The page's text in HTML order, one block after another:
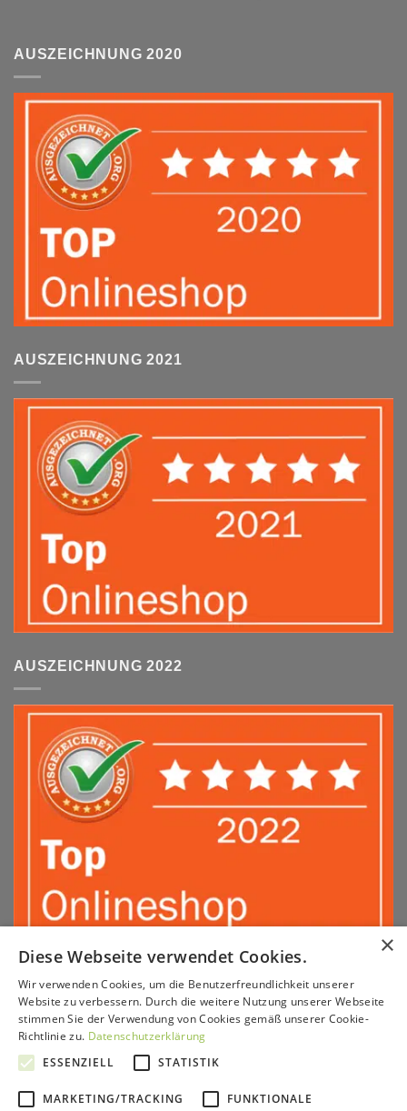
AUSZEICHNUNG 2020
AUSZEICHNUNG 2021
AUSZEICHNUNG 2022
Sepa PayPal Amazon Apple
Pay
Google
Pay
Klarna
MasterCardAmerican
Express
Sofort GiroPay
KONTAKT & BERATUNG SERVICE
PARTNERPROGRAMM
×
Diese Webseite verwendet Cookies.
Wir verwenden Cookies, um die Benutzerfreundlichkeit unserer
Website zu verbessern. Durch die weitere Nutzung unserer Webseite
stimmen Sie der Verwendung von Cookies gemäß unserer Cookie-
Richtlinie zu. Datenschutzerklärung
ESSENZIELL
STATISTIK
MARKETING/TRACKING FUNKTIONALE